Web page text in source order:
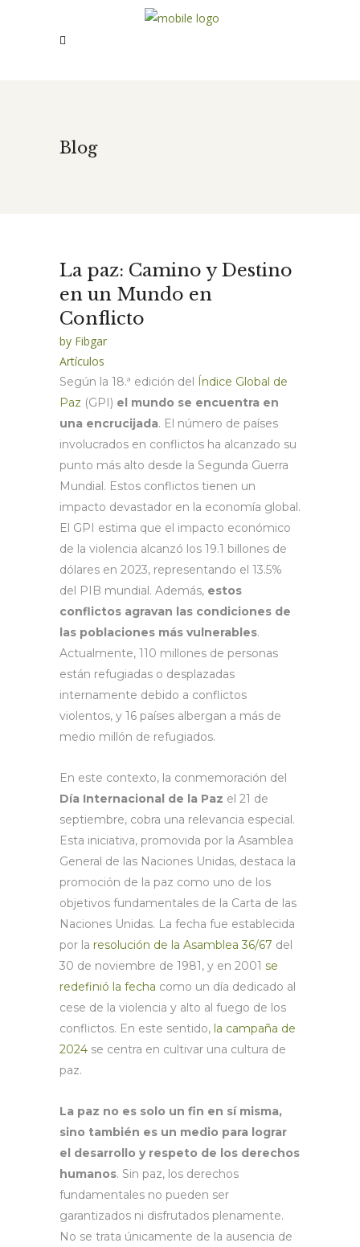
Blog
La paz: Camino y Destino
en un Mundo en
Conflicto
by Fibgar
Artículos
Según la 18.ª edición del Índice Global de
Paz (GPI) el mundo se encuentra en
una encrucijada. El número de países
involucrados en conflictos ha alcanzado su
punto más alto desde la Segunda Guerra
Mundial. Estos conflictos tienen un
impacto devastador en la economía global.
El GPI estima que el impacto económico
de la violencia alcanzó los 19.1 billones de
dólares en 2023, representando el 13.5%
del PIB mundial. Además, estos
conflictos agravan las condiciones de
las poblaciones más vulnerables.
Actualmente, 110 millones de personas
están refugiadas o desplazadas
internamente debido a conflictos
violentos, y 16 países albergan a más de
medio millón de refugiados.
En este contexto, la conmemoración del
Día Internacional de la Paz el 21 de
septiembre, cobra una relevancia especial.
Esta iniciativa, promovida por la Asamblea
General de las Naciones Unidas, destaca la
promoción de la paz como uno de los
objetivos fundamentales de la Carta de las
Naciones Unidas. La fecha fue establecida
por la resolución de la Asamblea 36/67 del
30 de noviembre de 1981, y en 2001 se
redefinió la fecha como un día dedicado al
cese de la violencia y alto al fuego de los
conflictos. En este sentido, la campaña de
2024 se centra en cultivar una cultura de
paz.
La paz no es solo un fin en sí misma,
sino también es un medio para lograr
el desarrollo y respeto de los derechos
humanos. Sin paz, los derechos
fundamentales no pueden ser
garantizados ni disfrutados plenamente.
No se trata únicamente de la ausencia de